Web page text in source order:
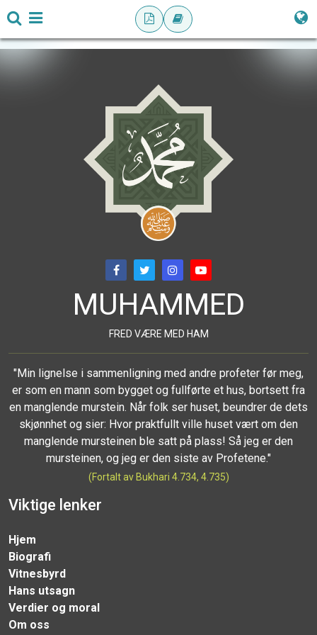
MUHAMMED
FRED VÆRE MED HAM
"Min lignelse i sammenligning med andre profeter før meg,
er som en mann som bygget og fullførte et hus, bortsett fra
en manglende murstein. Når folk ser huset, beundrer de dets
skjønnhet og sier: Hvor praktfullt ville huset vært om den
manglende mursteinen ble satt på plass! Så jeg er den
mursteinen, og jeg er den siste av Profetene."
(Fortalt av Bukhari 4.734, 4.735)
Viktige lenker
Hjem
Biografi
Vitnesbyrd
Hans utsagn
Verdier og moral
Om oss